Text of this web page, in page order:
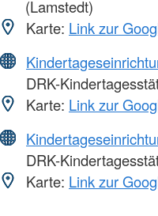
(Lamstedt)
Karte: Link zur
DRK-
Karte: Link zur
DRK-
Karte: Link zur